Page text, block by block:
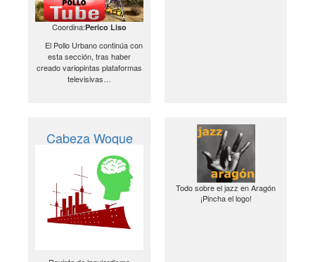
Coordina:Perico Liso
El Pollo Urbano continúa con
esta sección, tras haber
creado variopintas plataformas
televisivas…
Cabeza Woque
Todo sobre el jazz en Aragón
¡Pincha el logo!